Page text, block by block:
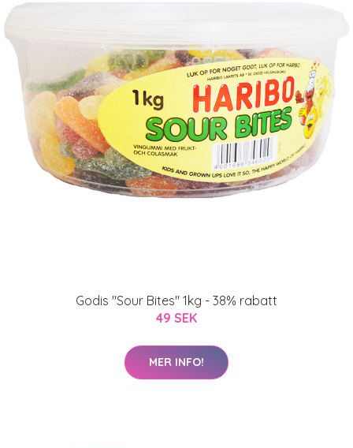
Godis "Sour Bites" 1kg - 38% rabatt
49 SEK
MER INFO!